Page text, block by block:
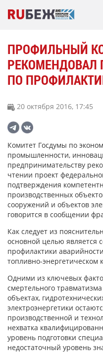
ПРОФИЛЬНЫЙ
РЕКОМЕНДОВАЛ
ПО
20 октября 2016, 17:45
Комитет Госдумы по
промышленности,
предпринимательству
чтении проект
подтверждения
производственных
сооружений и объектов
говорится в сообщении
Как следует из
основной целью является
профилактики
топливно-энергетическом
Одними из ключевых
смертельного
объектах,
электроэнергетики
производственной и
нехватка
уровень подготовки
недостаточный уровень